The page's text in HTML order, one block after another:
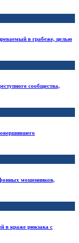
в грабеже, целью
сообщества,
мошенников,
в краже рюкзака с